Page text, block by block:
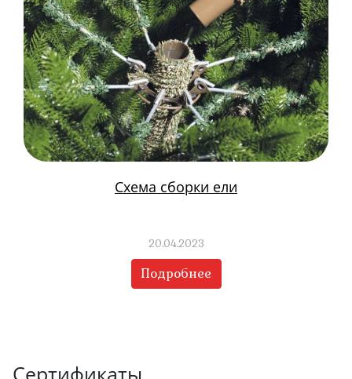
Схема сборки ели
20.04.2023
Подробнее
Сертификаты